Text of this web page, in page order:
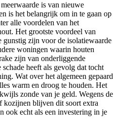
is van nieuwe
is het belangrijk om in te gaan op
alle voordelen van het
Het grootste voordeel van
zijn voor de isolatiewaarde
woningen waarin houten
zijn van onderliggende
heeft als gevolg dat tocht
Wat over het algemeen gepaard
warm en droog te houden. Het
zonde van je geld. Wegens de
kozijnen blijven dit soort extra
ook echt als een investering in je